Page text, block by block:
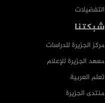
التفضيلات
شبكتنا
مركز الجزيرة للدراسات
معهد الجزيرة للإعلام
تعلم العربية
منتدى الجزيرة